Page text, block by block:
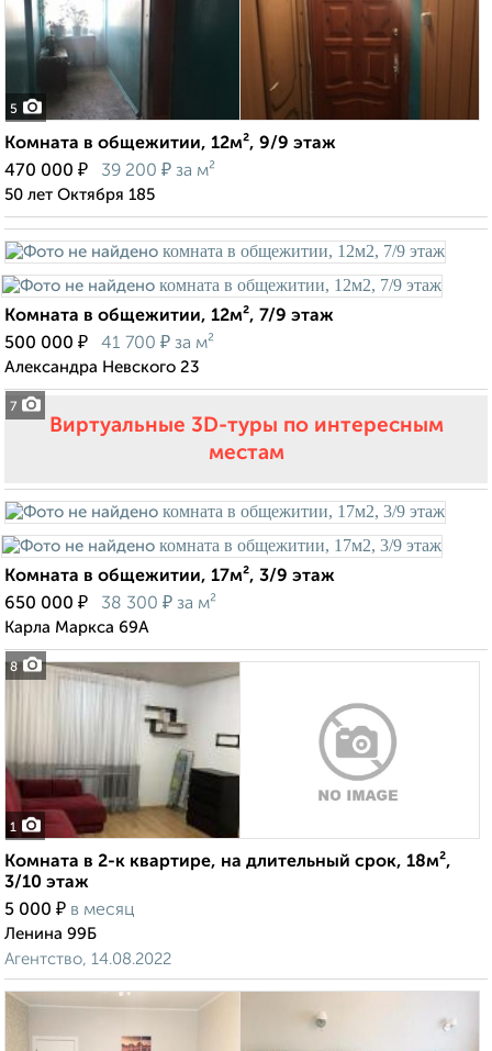
5
Комната в общежитии, 12м², 9/9 этаж
470 000 ₽ 39 200 ₽ за м²
50 лет Октября 185
7
Комната в общежитии, 12м², 7/9 этаж
500 000 ₽ 41 700 ₽ за м²
Александра Невского 23
Виртуальные 3D-туры по интересным
местам
8
Комната в общежитии, 17м², 3/9 этаж
650 000 ₽ 38 300 ₽ за м²
Карла Маркса 69А
1
Комната в 2-к квартире, на длительный срок, 18м²,
3/10 этаж
5 000 ₽ в месяц
Ленина 99Б
Агентство, 14.08.2022